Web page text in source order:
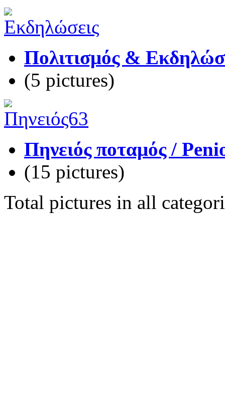
Πολιτισμός &
(5 pictures)
Πηνειός ποταμός /
(15 pictures)
Total pictures in all